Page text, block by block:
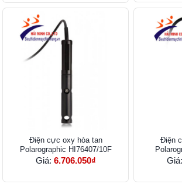
Điện cực oxy hòa tan
Polarographic HI76407/10F
Giá: 6.706.050₫
Điện
Giá: